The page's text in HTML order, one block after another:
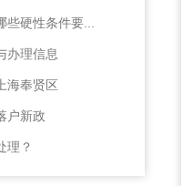
硬性条件要...
办理信息
海奉贤区
户新政
理？